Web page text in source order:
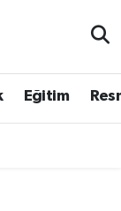
Eğitim